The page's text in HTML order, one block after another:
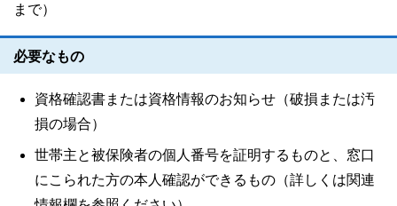
まで）
必要なもの
資格確認書または資格情報のお知らせ（破損または汚
損の場合）
世帯主と被保険者の個人番号を証明するものと、窓口
にこられた方の本人確認ができるもの（詳しくは関連